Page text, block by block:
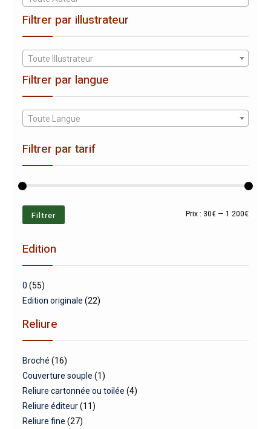
Filtrer par illustrateur
Toute Illustrateur
Filtrer par langue
Toute Langue
Filtrer par tarif
Prix
Prix
Filtrer Prix : 30€ —1 200€
Edition
0 (55)
Edition originale (22)
Reliure
Broché (16)
Couverture souple (1)
Reliure cartonnée ou toilée (4)
Reliure éditeur (11)
Reliure fine (27)